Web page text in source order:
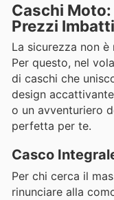
Caschi
Prezzi
La sicurezza non è
Per questo, nel
di caschi che
design
o un avventuriero
perfetta per te.
Casco
Per chi cerca il
rinunciare alla